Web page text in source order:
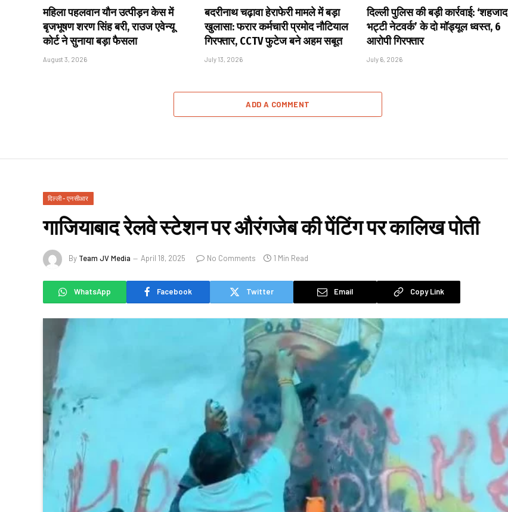
महिला पहलवान यौन उत्पीड़न केस में
बृजभूषण शरण सिंह बरी, राउज एवेन्यू
कोर्ट ने सुनाया बड़ा फैसला
August 3, 2026
बदरीनाथ चढ़ावा हेराफेरी मामले में बड़ा
खुलासा: फरार कर्मचारी प्रमोद नौटियाल
गिरफ्तार, CCTV फुटेज बने अहम सबूत
July 13, 2026
दिल्ली पुलिस की बड़ी कार्रवाई: ‘शहजाद
भट्टी नेटवर्क’ के दो मॉड्यूल ध्वस्त, 6
आरोपी गिरफ्तार
July 6, 2026
ADD A COMMENT
दिल्ली - एनसीआर
गाजियाबाद रेलवे स्टेशन पर औरंगजेब की पेंटिंग पर कालिख पोती
By Team JV Media April 18, 2025 No Comments 1 Min Read
WhatsApp Facebook Twitter Email Copy Link